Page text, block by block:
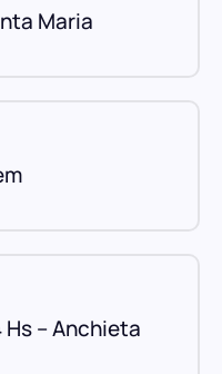
Maria
– Anchieta